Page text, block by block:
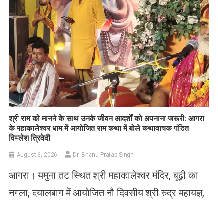
​श्री राम को मानने के साथ उनके जीवन आदर्शों को अपनाना जरूरी: आगरा
के महाकालेश्वर धाम में आयोजित राम कथा में बोले कथावाचक पंडित
विमलेश त्रिवेदी
August 6, 2026 Dr. Bhanu Pratap Singh
आगरा। यमुना तट स्थित श्री महाकालेश्वर मंदिर, बूढ़ी का
नगला, दयालबाग में आयोजित नौ दिवसीय श्री रुद्र महायज्ञ,